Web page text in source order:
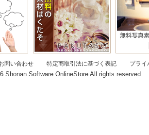
問い合わせ 特定商取引法に基づく表記 プライ
Shonan Software OnlineStore All rights reserved.